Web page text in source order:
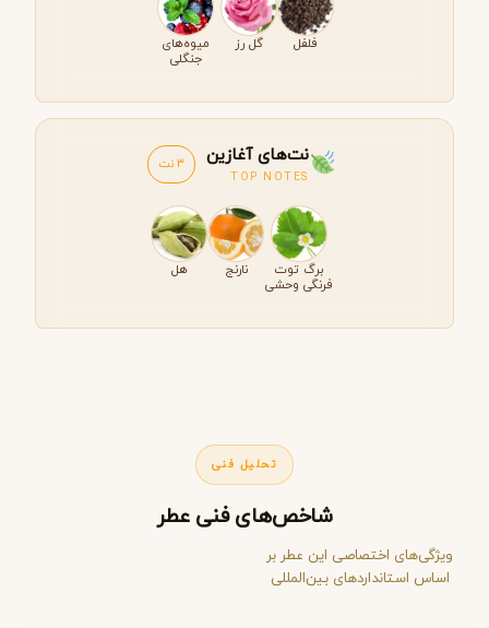
فلفل گل رز
میوه‌های
جنگلی
نت‌های آغازین
TOP NOTES
3 نت
برگ توت
فرنگی وحشی
نارنج هل
تحلیل فنی
شاخص‌های فنی عطر
ویژگی‌های اختصاصی این عطر بر
اساس استانداردهای بین‌المللی